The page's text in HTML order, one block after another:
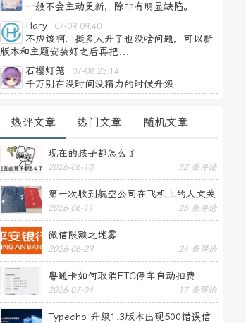
一般不会主动更新，除非有明显缺陷。
Hary
07-09 09:40
不应该啊，挺多人升了也没啥问题，可以新
版本和主题安装好之后再把...
石樱灯笼
07-08 23:14
千万别在没时间没精力的时候升级
热评文章 热门文章 随机文章
现在的孩子都怎么了
2026-06-10 32 条评论
第一次收到航空公司在飞机上的人文关
怀——送生日贺卡
2026-06-11 25 条评论
微信限额之迷雾
2026-06-29 24 条评论
粤通卡如何取消ETC停车自动扣费
2026-07-04 17 条评论
Typecho 升级1.3版本出现500错误信